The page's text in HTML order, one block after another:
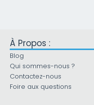
À Propos :
Blog
Qui sommes-nous ?
Contactez-nous
Foire aux questions